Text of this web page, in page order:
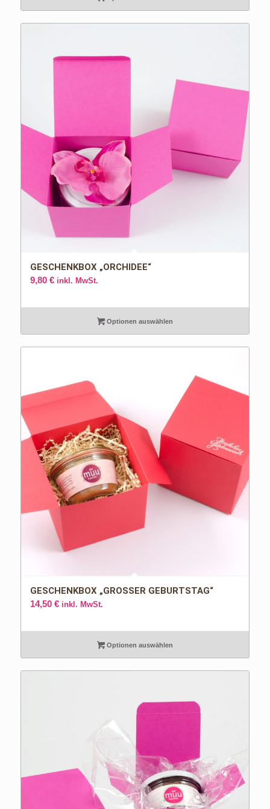
GESCHENKBOX „ORCHIDEE“
9,80 € inkl. MwSt.
Optionen auswählen
GESCHENKBOX „GROSSER GEBURTSTAG“
14,50 € inkl. MwSt.
Optionen auswählen